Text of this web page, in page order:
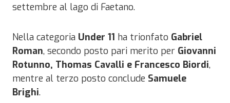
settembre al lago di Faetano.
Nella categoria Under 11 ha trionfato Gabriel
Roman, secondo posto pari merito per Giovanni
Rotunno, Thomas Cavalli e Francesco Biordi,
mentre al terzo posto conclude Samuele
Brighi.